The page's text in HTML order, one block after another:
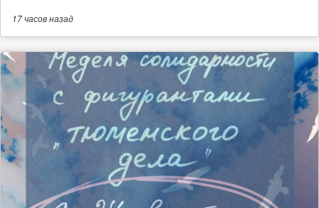
17 часовназад